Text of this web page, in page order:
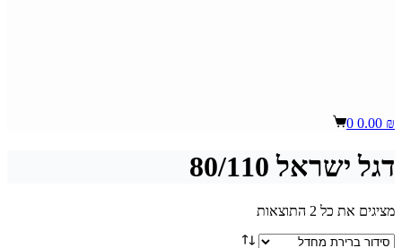
Shopping
0.00 ₪
0
דגל ישראל 80/110
מציגים את כל ⁦2⁩ התוצאות